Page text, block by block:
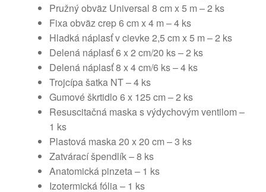
Pružný obväz Universal 8 cm x 5 m – 2 ks
Fixa obväz crep 6 cm x 4 m – 4 ks
Hladká náplasť v cievke 2,5 cm x 5 m – 2 ks
Delená náplasť 6 x 2 cm/20 ks – 2 ks
Delená náplasť 8 x 4 cm/6 ks – 4 ks
Trojcípa šatka NT – 4 ks
Gumové škrtidlo 6 x 125 cm – 2 ks
Resuscitačná maska s výdychovým ventilom –
1 ks
Plastová maska 20 x 20 cm – 3 ks
Zatvárací špendlík – 8 ks
Anatomická pinzeta – 1 ks
Izotermická fólia – 1 ks